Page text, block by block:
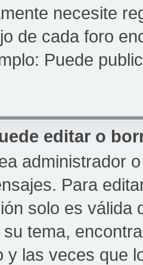
necesite
de cada foro
Puede
editar o
administrador
Para
solo es válida
tema,
y las veces que